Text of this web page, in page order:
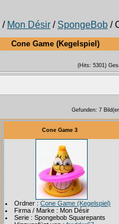
/ Mon Désir / SpongeBob /
Cone Game (Kegelspiel)
(Hits: 5301)
Gefunden: 7
Cone Game 3
Ordner : Cone Game (Kegelspiel)
Firma / Marke : Mon Désir
Serie : Spongebob Squarepants